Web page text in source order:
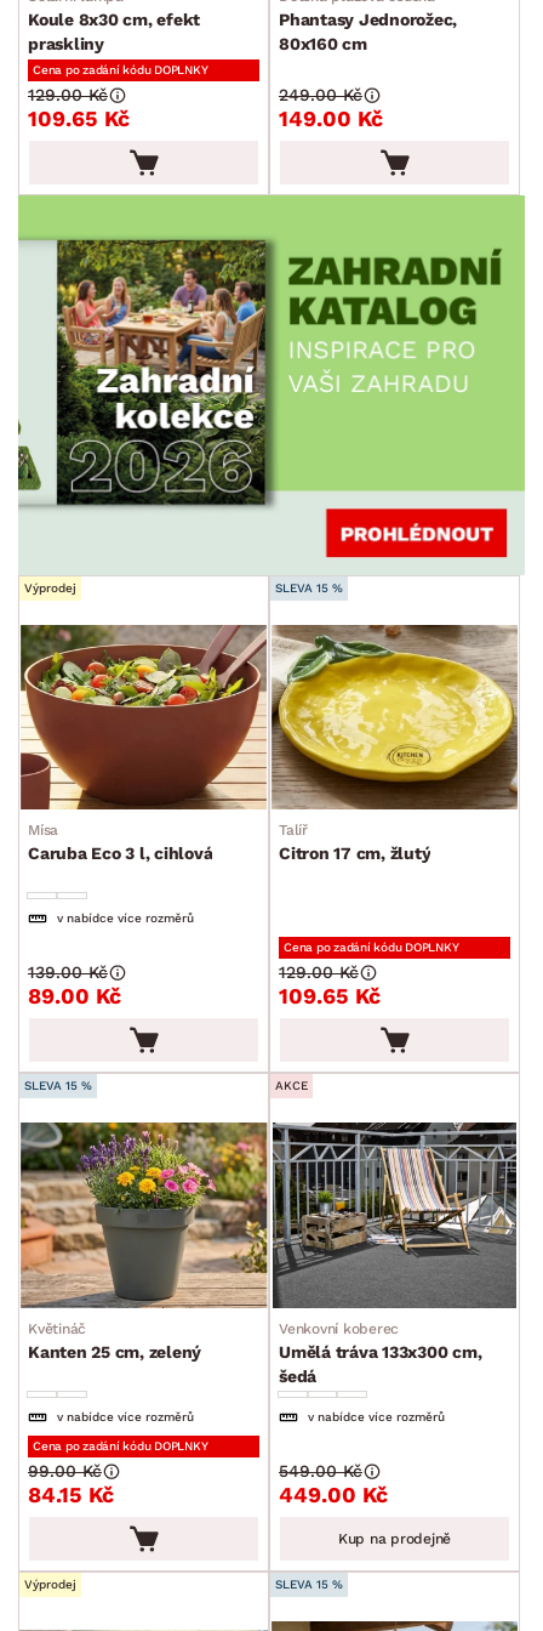
DEKOR
ROZMĚRY
max.
min. cm max.
POVRCHOVÁ ÚPRAVA
STYL
MÍSTNOST
SKLADOVOST
Koule 8x30 cm, efekt
praskliny
Cena po zadání kódu DOPLNKY
109.65 Kč
129.00 Kč
Phantasy Jednorožec,
80x160 cm
149.00 Kč
249.00 Kč
Výprodej
Mísa
Caruba Eco 3 l, cihlová
v nabídce více rozměrů
89.00 Kč
139.00 Kč
SLEVA 15 %
Talíř
Citron 17 cm, žlutý
Cena po zadání kódu DOPLNKY
109.65 Kč
129.00 Kč
SLEVA 15 %
Květináč
Kanten 25 cm, zelený
v nabídce více rozměrů
Cena po zadání kódu DOPLNKY
84.15 Kč
99.00 Kč
AKCE
Venkovní koberec
Umělá tráva 133x300 cm,
šedá
v nabídce více rozměrů
449.00 Kč
549.00 Kč
Kup na prodejně
Výprodej SLEVA 15 %